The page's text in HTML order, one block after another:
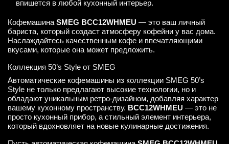
впишется в любой кухонный интерьер.
Кофемашина SMEG BCC12WHMEU — это ваш личный
бариста, который создаст атмосферу кофейни у вас дома.
Наслаждайтесь качественным кофе и впечатляющими
вкусами, которые она может предложить.
Коллекция 50’s Style от SMEG
Автоматические кофемашины из коллекции SMEG 50’s
Style не только предлагают высокие технологии, но и
обладают уникальным ретро-дизайном, добавляя характер
вашему кухонному пространству. BCC12WHMEU — это не
просто кухонный прибор, а стильный элемент интерьера,
который вдохновляет на новые кулинарные достижения.